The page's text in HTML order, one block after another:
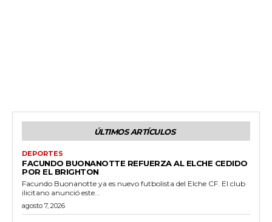
ÚLTIMOS ARTÍCULOS
DEPORTES
FACUNDO BUONANOTTE REFUERZA AL ELCHE CEDIDO
POR EL BRIGHTON
Facundo Buonanotte ya es nuevo futbolista del Elche CF. El club
ilicitano anunció este...
agosto 7, 2026